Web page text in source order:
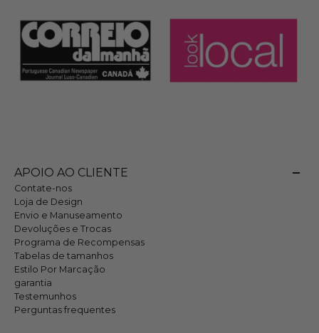
APOIO AO CLIENTE
Contate-nos
Loja de Design
Envio e Manuseamento
Devoluções e Trocas
Programa de Recompensas
Tabelas de tamanhos
Estilo Por Marcação
garantia
Testemunhos
Perguntas frequentes